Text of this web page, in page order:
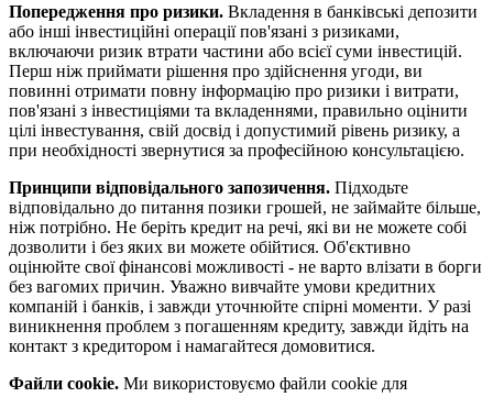
Попередження про ризики. Вкладення в банківські депозити
або інші інвестиційні операції пов'язані з ризиками,
включаючи ризик втрати частини або всієї суми інвестицій.
Перш ніж приймати рішення про здійснення угоди, ви
повинні отримати повну інформацію про ризики і витрати,
пов'язані з інвестиціями та вкладеннями, правильно оцінити
цілі інвестування, свій досвід і допустимий рівень ризику, а
при необхідності звернутися за професійною консультацією.
Принципи відповідального запозичення. Підходьте
відповідально до питання позики грошей, не займайте більше,
ніж потрібно. Не беріть кредит на речі, які ви не можете собі
дозволити і без яких ви можете обійтися. Об'єктивно
оцінюйте свої фінансові можливості - не варто влізати в борги
без вагомих причин. Уважно вивчайте умови кредитних
компаній і банків, і завжди уточнюйте спірні моменти. У разі
виникнення проблем з погашенням кредиту, завжди йдіть на
контакт з кредитором і намагайтеся домовитися.
Файли cookie. Ми використовуємо файли cookie для